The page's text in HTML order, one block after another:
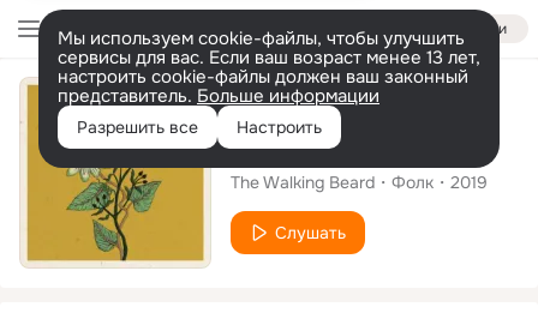
Войти
Мы используем cookie-файлы, чтобы улучшить
сервисы для вас. Если ваш возраст менее 13 лет,
настроить cookie-файлы должен ваш законный
представитель. Больше информации
Разрешить все Настроить
Альбом
De Acá para Allá
The Walking Beard Фолк 2019
Слушать